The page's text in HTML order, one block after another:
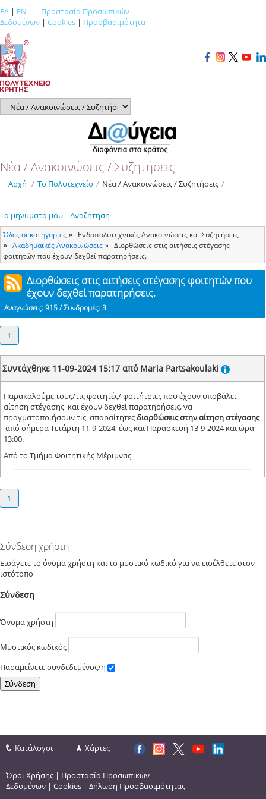
ΕΛ | EN
Προστασία Προσωπικών
Δεδομένων | Cookies | Προσβασιμότητα
Νέα / Ανακοινώσεις / Συζητήσεις
Αρχή / Το Πολυτεχνείο / Νέα / Ανακοινώσεις / Συζητήσεις /
Τα μηνύματά μου Αναζήτηση
Όλες οι κατηγορίες
Ενδοπολυτεχνικές Ανακοινώσεις και Συζητήσεις
Ακαδημαϊκές Ανακοινώσεις
Διορθώσεις στις αιτήσεις στέγασης
φοιτητών που έχουν δεχθεί παρατηρήσεις.
Διορθώσεις στις αιτήσεις στέγασης φοιτητών που
έχουν δεχθεί παρατηρήσεις.
Αναγνώσεις: 915 / Συνδρομές: 3
1
Συντάχθηκε 11-09-2024 15:17 από Maria Partsakoulaki
Παρακαλούμετους/τιςφοιτητές/ φοιτήτριεςπουέχουν υποβάλει
αίτησηστέγασης και έχουν δεχθεί παρατηρήσεις,να
πραγματοποιήσουν τις απαραίτητεςδιορθώσεις στην αίτησηστέγασης
απόσήμερα Τετάρτη 11-9-2024 έως και Παρασκευή 13-9-2024 και ώρα
13:00.
Από το Τμήμα Φοιτητικής Μέριμνας
1
Σύνδεση χρήστη
Εισάγετε το όνομα χρήστη και το μυστικό κωδικό για να εισέλθετε στον
ιστότοπο
Σύνδεση
Όνομα χρήστη
Μυστικός κωδικός
Παραμείνετε συνδεδεμένος/η
Κατάλογοι Χάρτες
Όροι Χρήσης | Προστασία Προσωπικών
Δεδομένων | Cookies | Δήλωση Προσβασιμότητας